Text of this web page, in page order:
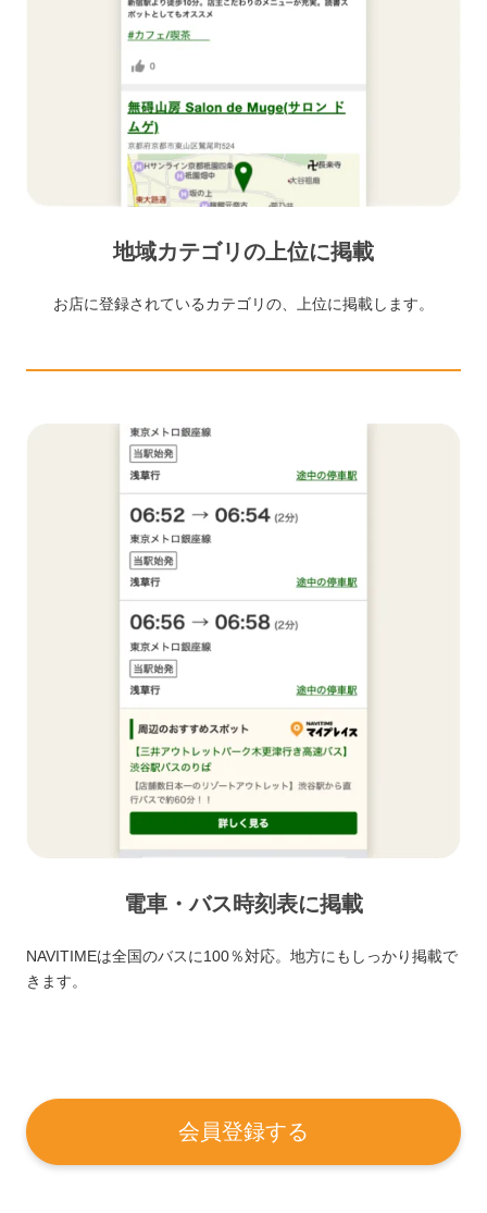
地域カテゴリの上位に掲載
お店に登録されているカテゴリの、上位に掲載します。
電車・バス時刻表に掲載
NAVITIMEは全国のバスに100％対応。地方にもしっかり掲載で
きます。
会員登録する